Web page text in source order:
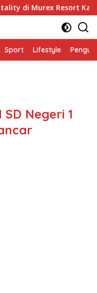
Resort Kalasey
Sport Lifestyle
Negeri 1